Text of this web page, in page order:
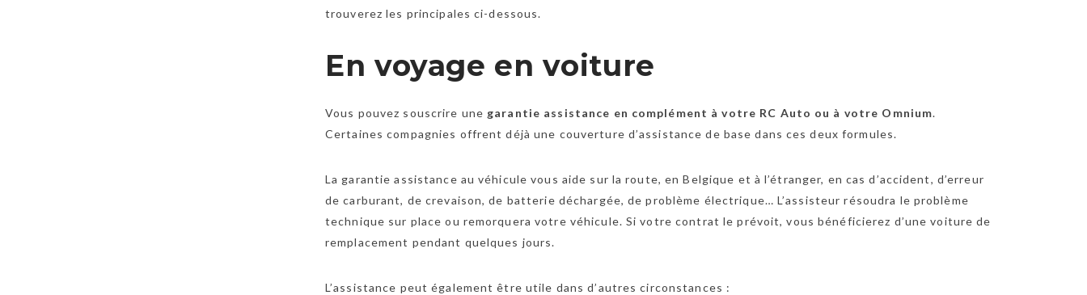
trouverez les principales ci-dessous.
En voyage en voiture
Vous pouvez souscrire une garantie assistance en complément à votre RC Auto ou à votre Omnium.
Certaines compagnies offrent déjà une couverture d’assistance de base dans ces deux formules.
La garantie assistance au véhicule vous aide sur la route, en Belgique et à l’étranger, en cas d’accident, d’erreur
de carburant, de crevaison, de batterie déchargée, de problème électrique… L’assisteur résoudra le problème
technique sur place ou remorquera votre véhicule. Si votre contrat le prévoit, vous bénéficierez d’une voiture de
remplacement pendant quelques jours.
L’assistance peut également être utile dans d’autres circonstances :